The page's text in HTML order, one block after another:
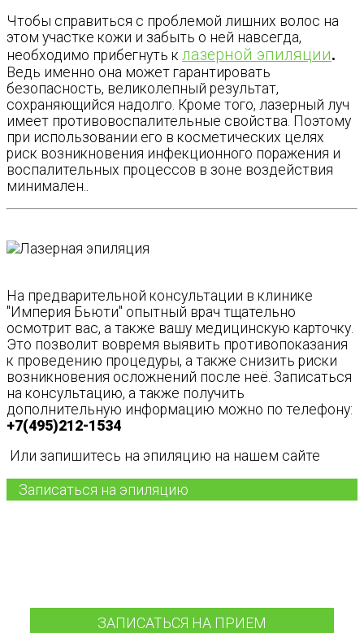
Чтобы справиться с проблемой лишних волос на
этом участке кожи и забыть о ней навсегда,
необходимо прибегнуть к лазерной эпиляции.
Ведь именно она может гарантировать
безопасность, великолепный результат,
сохраняющийся надолго. Кроме того, лазерный луч
имеет противовоспалительные свойства. Поэтому
при использовании его в косметических целях
риск возникновения инфекционного поражения и
воспалительных процессов в зоне воздействия
минимален..
На предварительной консультации в клинике
"Империя Бьюти" опытный врач тщательно
осмотрит вас, а также вашу медицинскую карточку.
Это позволит вовремя выявить противопоказания
к проведению процедуры, а также снизить риски
возникновения осложнений после неё. Записаться
на консультацию, а также получить
дополнительную информацию можно по телефону:
+7(495)212-1534
Или запишитесь на эпиляцию на нашем сайте
Записаться на эпиляцию
ЗАПИСАТЬСЯ НА ПРИЕМ